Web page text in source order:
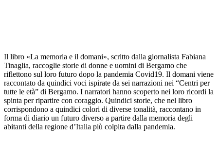
Il libro «La memoria e il domani», scritto dalla giornalista Fabiana
Tinaglia, raccoglie storie di donne e uomini di Bergamo che
riflettono sul loro futuro dopo la pandemia Covid19. Il domani viene
raccontato da quindici voci ispirate da sei narrazioni nei “Centri per
tutte le età” di Bergamo. I narratori hanno scoperto nei loro ricordi la
spinta per ripartire con coraggio. Quindici storie, che nel libro
corrispondono a quindici colori di diverse tonalità, raccontano in
forma di diario un futuro diverso a partire dalla memoria degli
abitanti della regione d’Italia più colpita dalla pandemia.